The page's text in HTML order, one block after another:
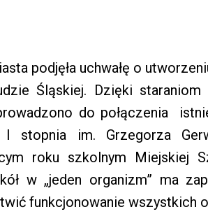
podjęła uchwałę o
Śląskiej. Dzięki
do połączenia
I stopnia im. Grzegorza
roku szkolnym Miejskiej
w „jeden organizm” ma
funkcjonowanie wszystkich